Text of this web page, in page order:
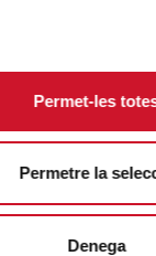
Permet-les
Permetre la
Denega